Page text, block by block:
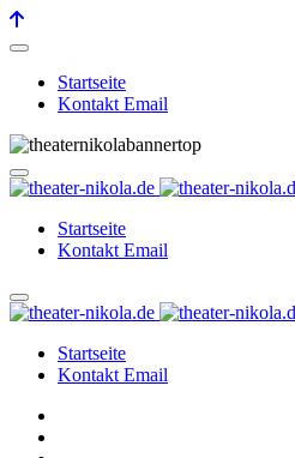
Startseite
Kontakt Email
Startseite
Kontakt Email
Startseite
Kontakt Email